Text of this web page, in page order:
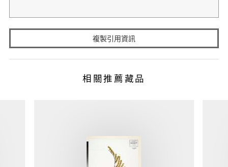
複製引用資訊
相關推薦藏品